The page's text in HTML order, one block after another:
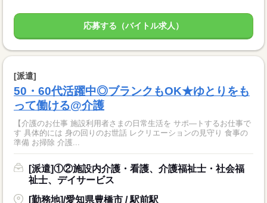
応募する（バイトル求人）
[派遣]
50・60代活躍中◎ブランクもOK★ゆとりをも
って働ける@介護
【介護のお仕事 施設利用者さまの日常生活を サポ—トするお仕事で
す 具体的には 身の回りのお世話 レクリエーションの見守り 食事の
準備 お掃除 介護...
[派遣]①②施設内介護・看護、介護福祉士・社会福
祉士、デイサービス
[勤務地]/愛知県豊橋市 / 駅前駅